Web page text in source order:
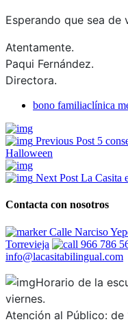
Esperando que sea de
Atentamente.
Paqui Fernández.
Directora.
bono familiaclínica
Previous Post 5
Halloween
Next Post La Casita
Contacta con nosotros
Calle Narciso
Torrevieja
966 786
info@lacasitabilingual.com
Horario de la
viernes.
Atención al Público: de